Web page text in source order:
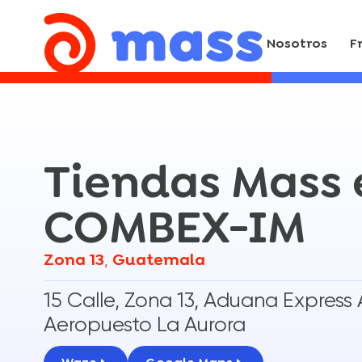
Nosotros
Tiendas Mass
COMBEX-IM
Zona 13 Guatemala
15 Calle, Zona 13, Aduana Express
Aeropuesto La Aurora